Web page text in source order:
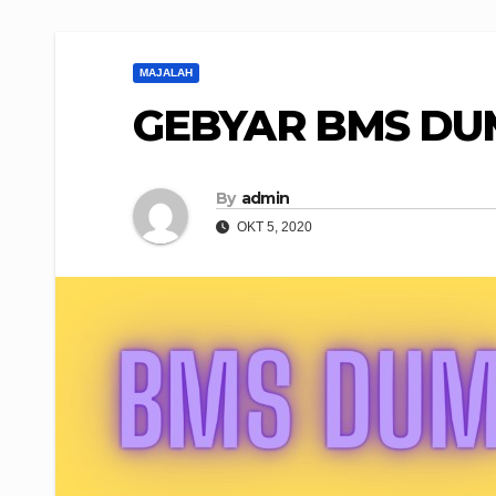
MAJALAH
GEBYAR BMS
By admin
OKT 5, 2020